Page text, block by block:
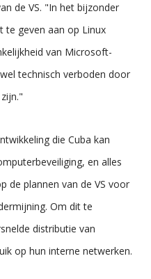
de VS. "In het bijzonder
te geven aan op Linux
van Microsoft-
technisch verboden door
die Cuba kan
en alles
de plannen van de VS voor
Om dit te
distributie van
op hun interne netwerken.